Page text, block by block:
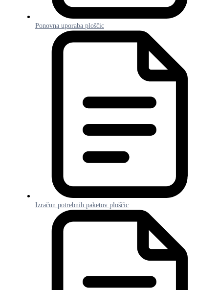
Ponovna uporaba ploščic
Izračun potrebnih paketov ploščic